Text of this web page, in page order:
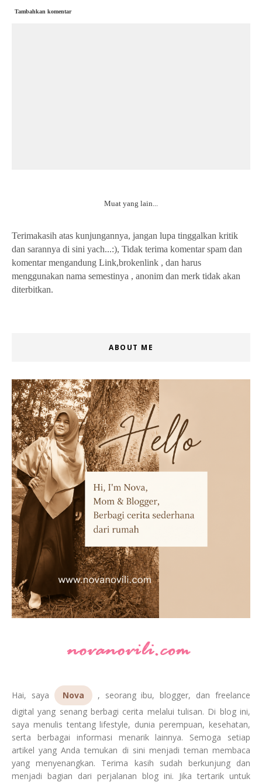
Tambahkan komentar
Muat yang lain...
Terimakasih atas kunjungannya, jangan lupa tinggalkan kritik
dan sarannya di sini yach...:), Tidak terima komentar spam dan
komentar mengandung Link,brokenlink , dan harus
menggunakan nama semestinya , anonim dan merk tidak akan
diterbitkan.
ABOUT ME
Hai, saya Nova
, seorang ibu, blogger, dan freelance
digital yang senang berbagi cerita melalui tulisan. Di blog ini,
saya menulis tentang lifestyle, dunia perempuan, kesehatan,
serta berbagai informasi menarik lainnya. Semoga setiap
artikel yang Anda temukan di sini menjadi teman membaca
yang menyenangkan. Terima kasih sudah berkunjung dan
menjadi bagian dari perjalanan blog ini. Jika tertarik untuk